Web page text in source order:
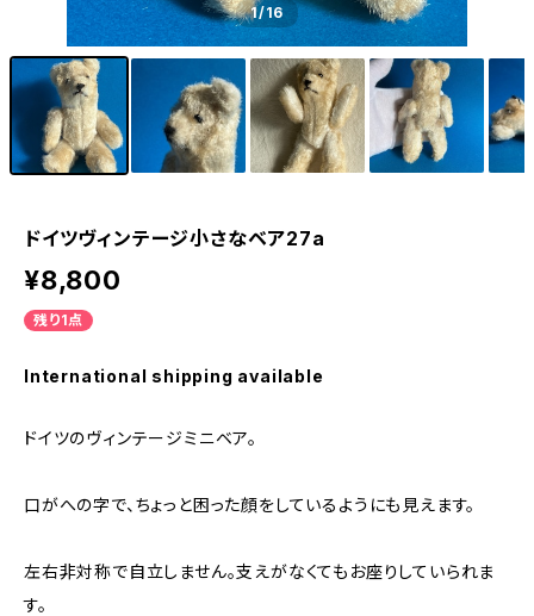
1/16
ドイツヴィンテージ小さなベア27a
¥8,800
残り1点
International shipping available
ドイツのヴィンテージミニベア。
口がへの字で、ちょっと困った顔をしているようにも見えます。
左右非対称で自立しません。支えがなくてもお座りしていられま
す。